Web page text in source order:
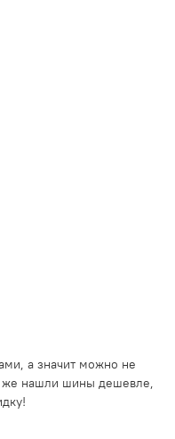
а значит можно не
же нашли шины дешевле,